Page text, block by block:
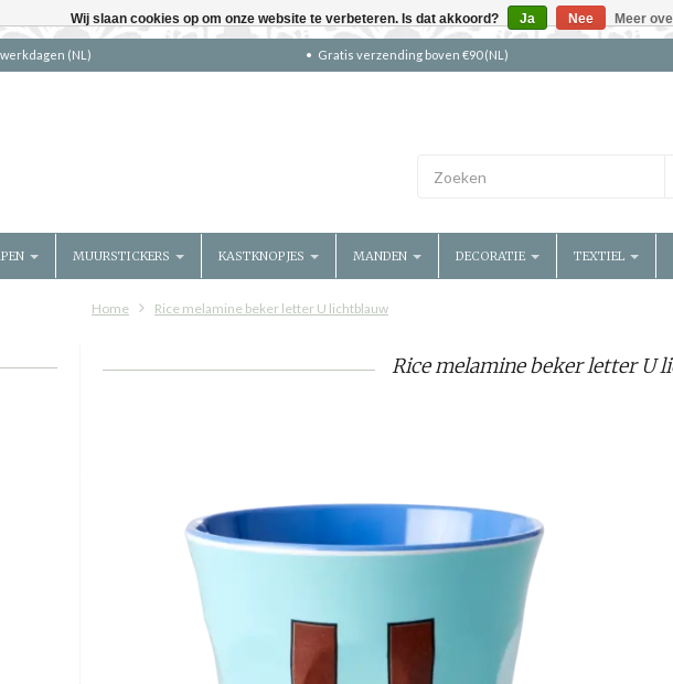
(NL) Gratis verzending boven €90 (NL)
MUURSTICKERS KASTKNOPJES MANDEN DECORATIE TEXTIEL
Home Rice melamine beker letter U lichtblauw
Rice melamine beker letter U
Wij slaan cookies op om onze website te verbeteren. Is dat akkoord? Ja Nee Meer